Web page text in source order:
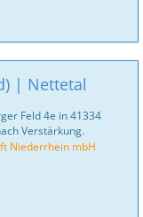
| Nettetal
Feld 4e in 41334
Verstärkung.
Niederrhein mbH